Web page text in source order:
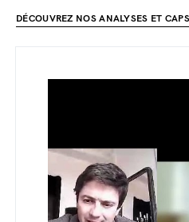
DÉCOUVREZ NOS ANALYSES ET